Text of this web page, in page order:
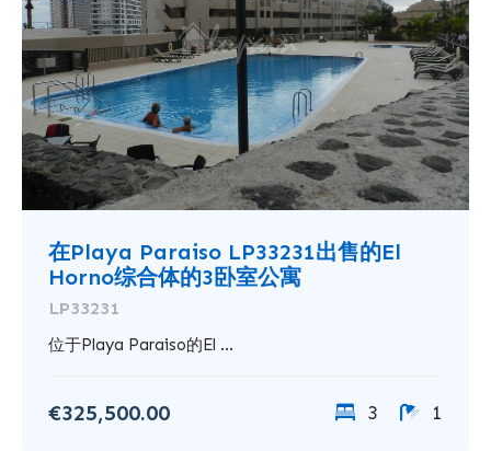
在Playa Paraiso LP33231出售的El
Horno综合体的3卧室公寓
LP33231
位于Playa Paraiso的El ...
€325,500.00 3 1